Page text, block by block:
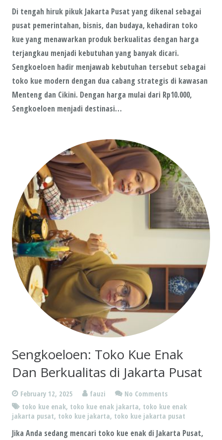
Di tengah hiruk pikuk Jakarta Pusat yang dikenal sebagai
pusat pemerintahan, bisnis, dan budaya, kehadiran toko
kue yang menawarkan produk berkualitas dengan harga
terjangkau menjadi kebutuhan yang banyak dicari.
Sengkoeloen hadir menjawab kebutuhan tersebut sebagai
toko kue modern dengan dua cabang strategis di kawasan
Menteng dan Cikini. Dengan harga mulai dari Rp10.000,
Sengkoeloen menjadi destinasi…
Sengkoeloen: Toko Kue Enak
Dan Berkualitas di Jakarta Pusat
February 12, 2025 fauzi
No Comments
toko kue enak, toko kue enak jakarta, toko kue enak
jakarta pusat, toko kue jakarta, toko kue jakarta pusat
Jika Anda sedang mencari toko kue enak di Jakarta Pusat,